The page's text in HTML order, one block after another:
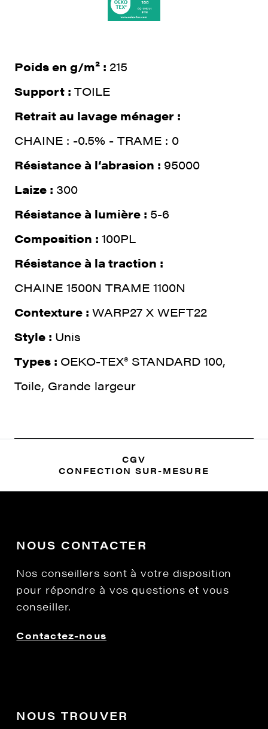
Poids en g/m² : 215
Support : TOILE
Retrait au lavage ménager :
CHAINE : -0.5% - TRAME : 0
Résistance à l‘abrasion : 95000
Laize : 300
Résistance à lumière : 5-6
Composition : 100PL
Résistance à la traction :
CHAINE 1500N TRAME 1100N
Contexture : WARP27 X WEFT22
Style : Unis
Types : OEKO-TEX® STANDARD 100,
Toile, Grande largeur
CGV
CONFECTION SUR-MESURE
NOUS CONTACTER
Nos conseillers sont à votre disposition
pour répondre à vos questions et vous
conseiller.
Contactez-nous
NOUS TROUVER